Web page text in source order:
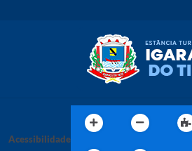
Acessibilidade